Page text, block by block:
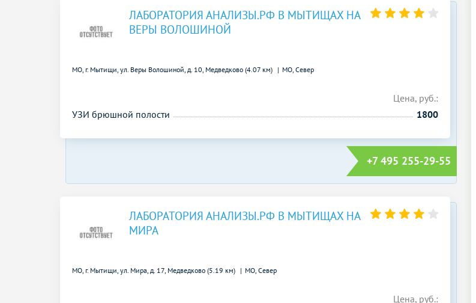
ЛАБОРАТОРИЯ АНАЛИЗЫ.РФ В МЫТИЩАХ НА
ВЕРЫ ВОЛОШИНОЙ
МО, г. Мытищи, ул. Веры Волошиной, д. 10, Медведково (4.07 км) МО, Север
Цена, руб.:
УЗИ брюшной полости
1800
+7 495 255-29-55
ЛАБОРАТОРИЯ АНАЛИЗЫ.РФ В МЫТИЩАХ НА
МИРА
МО, г. Мытищи, ул. Мира, д. 17, Медведково (5.19 км) МО, Север
Цена, руб.: